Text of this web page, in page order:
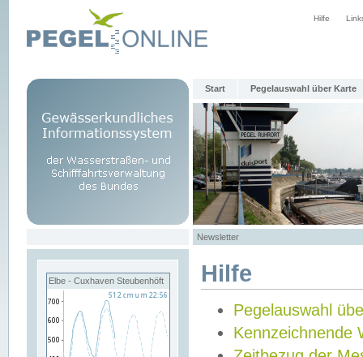
Hilfe
Start Pegelauswahl über Karte
Newsletter
Elbe - Cuxhaven Steubenhöft Hilfe
Pegelauswahl
Kennzeichnende